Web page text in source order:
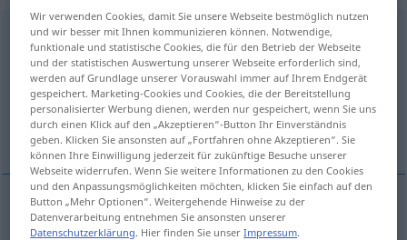
halasm <6. -u/-e>
Übersicht aller Übersetzungen
(Für mehr Details die Übersetzung anklicken/antippen)
Lärm
Lärmm halas
Wir verwenden Cookies, damit Sie unsere Webseite bestmöglich nutzen
und wir besser mit Ihnen kommunizieren können. Notwendige,
funktionale und statistische Cookies, die für den Betrieb der Webseite
und der statistischen Auswertung unserer Webseite erforderlich sind,
werden auf Grundlage unserer Vorauswahl immer auf Ihrem Endgerät
gespeichert. Marketing-Cookies und Cookies, die der Bereitstellung
personalisierter Werbung dienen, werden nur gespeichert, wenn Sie uns
durch einen Klick auf den „Akzeptieren“-Button Ihr Einverständnis
geben. Klicken Sie ansonsten auf „Fortfahren ohne Akzeptieren“. Sie
können Ihre Einwilligung jederzeit für zukünftige Besuche unserer
Webseite widerrufen. Wenn Sie weitere Informationen zu den Cookies
und den Anpassungsmöglichkeiten möchten, klicken Sie einfach auf den
Button „Mehr Optionen“. Weitergehende Hinweise zu der
Datenverarbeitung entnehmen Sie ansonsten unserer
Datenschutzerklärung. Hier finden Sie unserImpressum.